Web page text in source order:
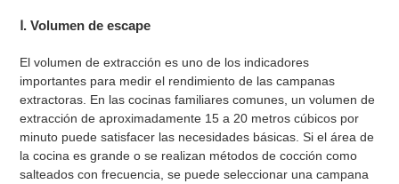
Ⅰ. Volumen de escape
El volumen de extracción es uno de los indicadores
importantes para medir el rendimiento de las campanas
extractoras. En las cocinas familiares comunes, un volumen de
extracción de aproximadamente 15 a 20 metros cúbicos por
minuto puede satisfacer las necesidades básicas. Si el área de
la cocina es grande o se realizan métodos de cocción como
salteados con frecuencia, se puede seleccionar una campana